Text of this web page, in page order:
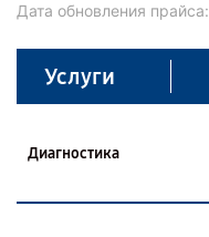
Дата обновления прайса:
Услуги
Диагностика